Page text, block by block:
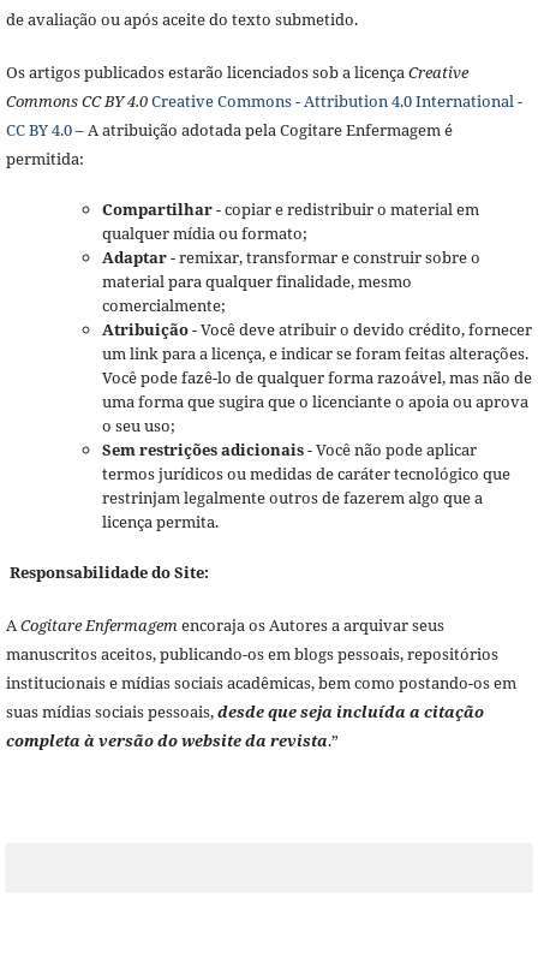
de avaliação ou após aceite do texto submetido.
Os artigos publicados estarão licenciados sob a licençaCreative
Commons CC BY 4.0Creative Commons - Attribution 4.0 International -
CC BY 4.0– A atribuição adotada pela Cogitare Enfermagem é
permitida:
Compartilhar- copiar e redistribuir o material em
qualquer mídia ou formato;
Adaptar- remixar, transformar e construir sobre o
material para qualquer finalidade, mesmo
comercialmente;
Atribuição- Você deve atribuir o devido crédito, fornecer
um link para a licença, e indicar se foram feitas alterações.
Você pode fazê-lo de qualquer forma razoável, mas não de
uma forma que sugira que o licenciante o apoia ou aprova
o seu uso;
Sem restrições adicionais- Você não pode aplicar
termos jurídicos ou medidas de caráter tecnológico que
restrinjam legalmente outros de fazerem algo que a
licença permita.
Responsabilidade do Site:
ACogitare Enfermagemencoraja os Autores a arquivar seus
manuscritos aceitos, publicando-os em blogs pessoais, repositórios
institucionais e mídias sociais acadêmicas, bem como postando-os em
suas mídias sociais pessoais,desde que seja incluída a citação
completa à versão do website da revista.”